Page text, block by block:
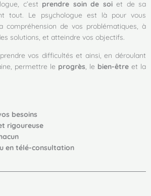
c’est prendre soin de soiet de sa
tout. Le psychologue est là pour vous
compréhension de vos problématiques, à
solutions, et atteindre vos objectifs.
vos difficultés et ainsi, en déroulant
permettre le progrès, le bien-être et la
besoins
rigoureuse
en télé-consultation